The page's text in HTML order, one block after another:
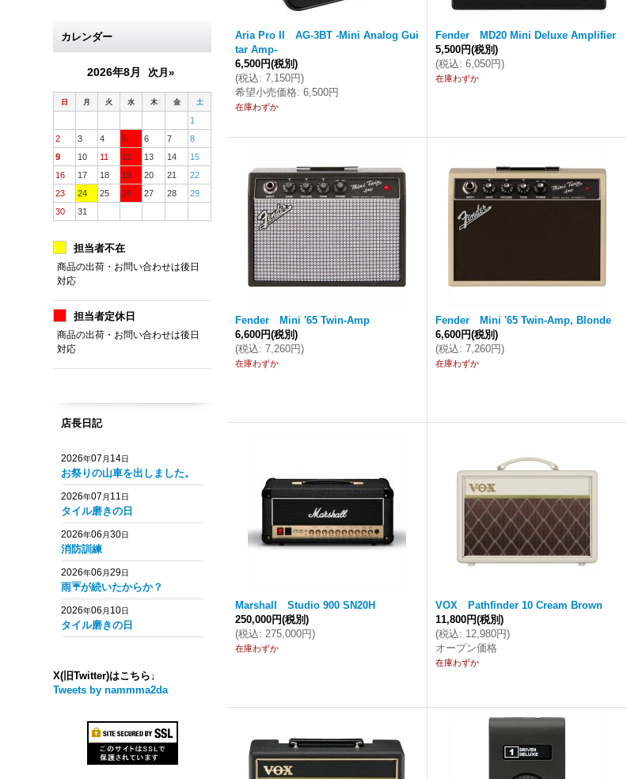
カレンダー
2026年8月 次月»
日 月 火 水 木 金 土
1
2
3 4 5 6 7
8
9
10 11 12 13 14
15
16
17 18 19 20 21
22
23
24 25 26 27 28
29
30
31
担当者不在
商品の出荷・お問い合わせは後日
対応
担当者定休日
商品の出荷・お問い合わせは後日
対応
店長日記
2026年07 月 14日
お祭りの山車を出しました。
2026年07 月 11日
タイル磨きの日
2026年06 月30日
消防訓練
2026年06 月29日
雨☔️が続いたからか？
2026年06 月 10日
タイル磨きの日
X(旧Twitter)はこちら↓
Tweets by nammma2da
Aria Pro II AG-3BT -Mini Analog Gui
tar Amp-
6,500円(税別)
(税込: 7,150円)
希望小売価格: 6,500円
在庫わずか
Fender MD20 Mini Deluxe Amplifier
5,500円(税別)
(税込: 6,050円)
在庫わずか
Fender Mini '65 Twin-Amp
6,600円(税別)
(税込: 7,260円)
在庫わずか
Fender Mini '65 Twin-Amp, Blonde
6,600円(税別)
(税込: 7,260円)
在庫わずか
Marshall Studio 900 SN20H
250,000円(税別)
(税込: 275,000円)
在庫わずか
VOX Pathfinder 10 Cream Brown
11,800円(税別)
(税込: 12,980円)
オープン価格
在庫わずか